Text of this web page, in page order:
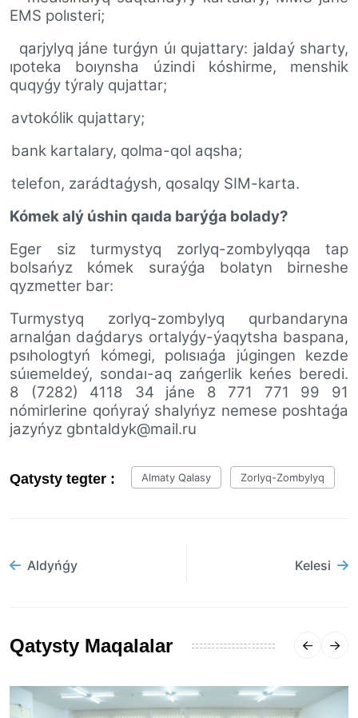
EMS polısteri;
qarjylyq jáne turǵyn úı qujattary: jaldaý sharty,
ıpoteka boıynsha úzindi kóshirme, menshik
quqyǵy týraly qujattar;
avtokólik qujattary;
bank kartalary, qolma-qol aqsha;
telefon, zarádtaǵysh, qosalqy SIM-karta.
Kómek alý úshin qaıda barýǵa bolady?
Eger siz turmystyq zorlyq-zombylyqqa tap
bolsańyz kómek suraýǵa bolatyn birneshe
qyzmetter bar:
Turmystyq zorlyq-zombylyq qurbandaryna
arnalǵan daǵdarys ortalyǵy-ýaqytsha baspana,
psıhologtyń kómegi, polısıaǵa júgingen kezde
súıemeldeý, sondaı-aq zańgerlik keńes beredi.
8 (7282) 4118 34 jáne 8 771 771 99 91
nómirlerine qońyraý shalyńyz nemese poshtaǵa
jazyńyz gbntaldyk@mail.ru
Qatysty tegter : Almaty Qalasy Zorlyq-Zombylyq
Aldyńǵy Kelesi
Qatysty Maqalalar